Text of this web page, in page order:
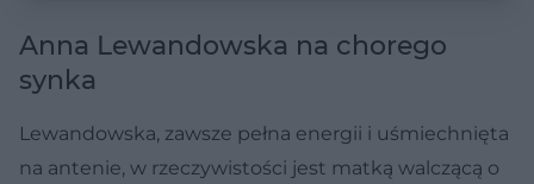
Anna Lewandowska na chorego
synka
Lewandowska, zawsze pełna energii i uśmiechnięta
na antenie, w rzeczywistości jest matką walczącą o